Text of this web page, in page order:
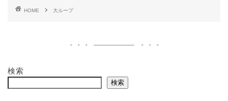
HOME 大ループ
検索
検索